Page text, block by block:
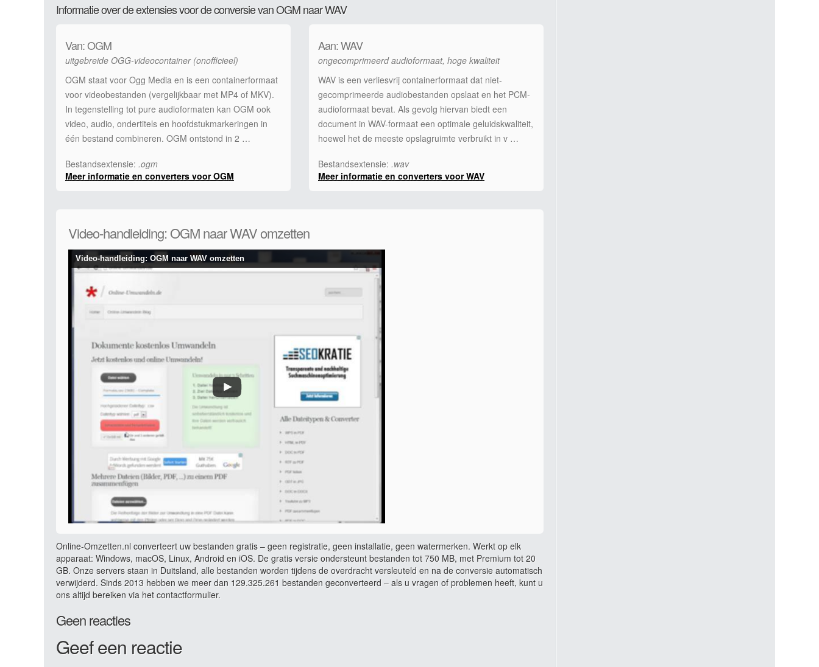
Informatie over de extensies voor de conversie van OGM naar WAV
Van: OGM
uitgebreide OGG-videocontainer (onofficieel)
OGM staat voor Ogg Media en is een containerformaat
voor videobestanden (vergelijkbaar met MP4 of MKV).
In tegenstelling tot pure audioformaten kan OGM ook
video, audio, ondertitels en hoofdstukmarkeringen in
één bestand combineren. OGM ontstond in 2 …
Bestandsextensie: .ogm
Meer informatie en converters voor OGM
Aan: WAV
ongecomprimeerd audioformaat, hoge kwaliteit
WAV is een verliesvrij containerformaat dat niet-
gecomprimeerde audiobestanden opslaat en het PCM-
audioformaat bevat. Als gevolg hiervan biedt een
document in WAV-formaat een optimale geluidskwaliteit,
hoewel het de meeste opslagruimte verbruikt in v …
Bestandsextensie: .wav
Meer informatie en converters voor WAV
Video-handleiding: OGM naar WAV omzetten
Video-handleiding: OGM naar WAV omzetten
Online-Omzetten.nl converteert uw bestanden gratis – geen registratie, geen installatie, geen watermerken. Werkt op elk
apparaat: Windows, macOS, Linux, Android en iOS. De gratis versie ondersteunt bestanden tot 750 MB, met Premium tot 20
GB. Onze servers staan in Duitsland, alle bestanden worden tijdens de overdracht versleuteld en na de conversie automatisch
verwijderd. Sinds 2013 hebben we meer dan 129.325.261 bestanden geconverteerd – als u vragen of problemen heeft, kunt u
ons altijd bereiken via het contactformulier.
Geen reacties
Geef een reactie